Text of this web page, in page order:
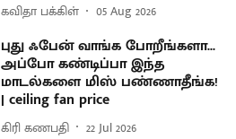
கவிதா பக்கிள் 05 Aug 2026
புது ஃபேன் வாங்க போறீங்களா...
அப்போ கண்டிப்பா இந்த
மாடல்களை மிஸ் பண்ணாதீங்க!
| ceiling fan price
கிரி கணபதி 22 Jul 2026